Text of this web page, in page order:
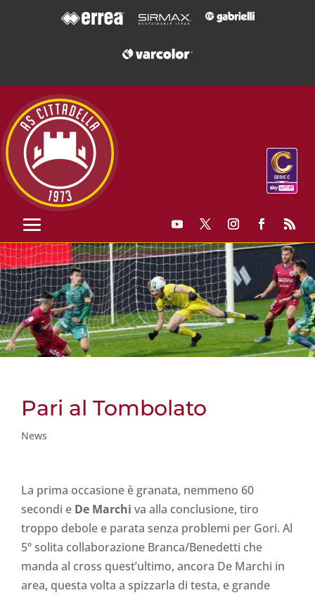
Pari al Tombolato
News
La prima occasione è granata, nemmeno 60
secondi e De Marchi va alla conclusione, tiro
troppo debole e parata senza problemi per Gori. Al
5º solita collaborazione Branca/Benedetti che
manda al cross quest’ultimo, ancora De Marchi in
area, questa volta a spizzarla di testa, e grande